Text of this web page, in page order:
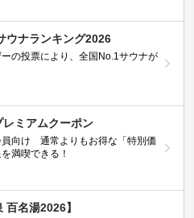
ウナランキング2026
の投票により、全国No.1サウナが
ミアムクーポン
員向け 通常よりもお得な「特別価
満喫できる！
百名湯2026】